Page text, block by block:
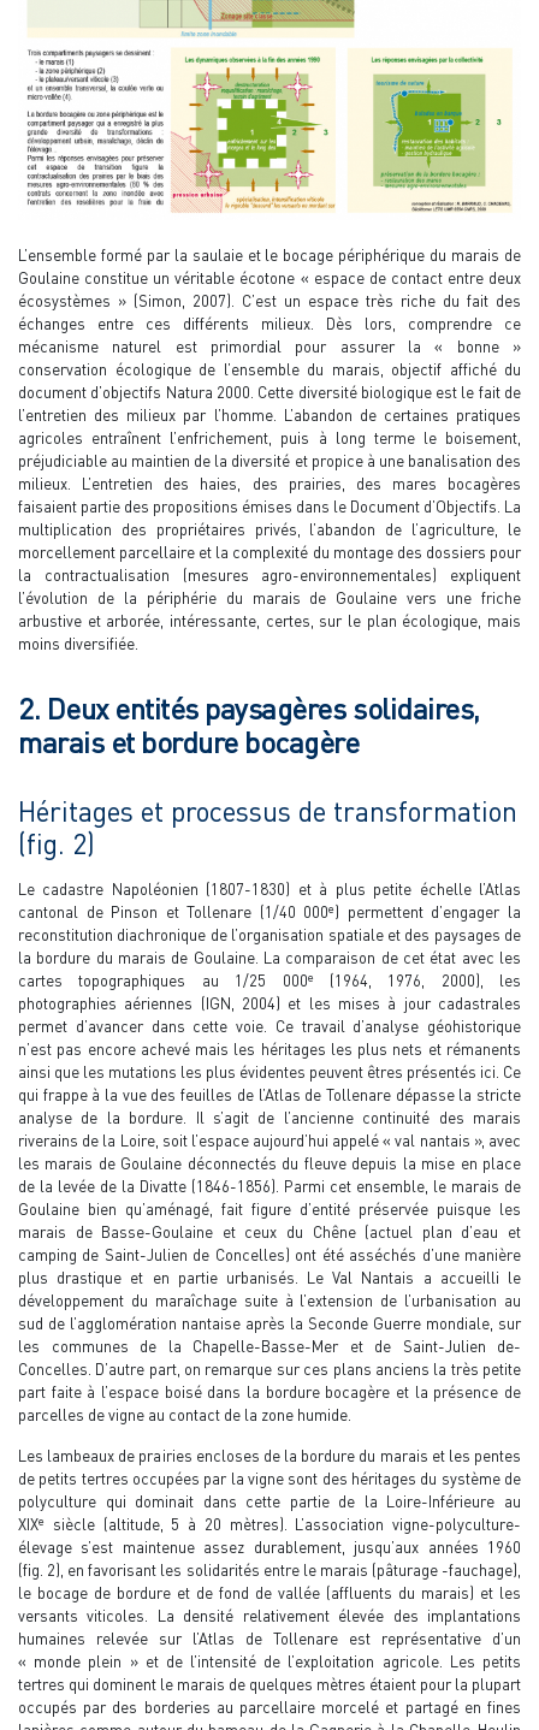
L’ensemble formé par la saulaie et le bocage périphérique du marais de
Goulaine constitue un véritable écotone « espace de contact entre deux
écosystèmes » (Simon, 2007). C’est un espace très riche du fait des
échanges entre ces différents milieux. Dès lors, comprendre ce
mécanisme naturel est primordial pour assurer la « bonne »
conservation écologique de l’ensemble du marais, objectif affiché du
document d’objectifs Natura 2000. Cette diversité biologique est le fait de
l’entretien des milieux par l’homme. L’abandon de certaines pratiques
agricoles entraînent l’enfrichement, puis à long terme le boisement,
préjudiciable au maintien de la diversité et propice à une banalisation des
milieux. L’entretien des haies, des prairies, des mares bocagères
faisaient partie des propositions émises dans le Document d’Objectifs. La
multiplication des propriétaires privés, l’abandon de l’agriculture, le
morcellement parcellaire et la complexité du montage des dossiers pour
la contractualisation (mesures agro-environnementales) expliquent
l’évolution de la périphérie du marais de Goulaine vers une friche
arbustive et arborée, intéressante, certes, sur le plan écologique, mais
moins diversifiée.
2. Deux entités paysagères solidaires,
marais et bordure bocagère
Héritages et processus de transformation
(fig. 2)
Le cadastre Napoléonien (1807-1830) et à plus petite échelle l’Atlas
cantonal de Pinson et Tollenare (1/40 000e) permettent d’engager la
reconstitution diachronique de l’organisation spatiale et des paysages de
la bordure du marais de Goulaine. La comparaison de cet état avec les
cartes topographiques au 1/25 000e
(1964, 1976, 2000), les
photographies aériennes (IGN, 2004) et les mises à jour cadastrales
permet d’avancer dans cette voie. Ce travail d’analyse géohistorique
n’est pas encore achevé mais les héritages les plus nets et rémanents
ainsi que les mutations les plus évidentes peuvent êtres présentés ici. Ce
qui frappe à la vue des feuilles de l’Atlas de Tollenare dépasse la stricte
analyse de la bordure. Il s’agit de l’ancienne continuité des marais
riverains de la Loire, soit l’espace aujourd’hui appelé « val nantais », avec
les marais de Goulaine déconnectés du fleuve depuis la mise en place
de la levée de la Divatte (1846-1856). Parmi cet ensemble, le marais de
Goulaine bien qu’aménagé, fait figure d’entité préservée puisque les
marais de Basse-Goulaine et ceux du Chêne (actuel plan d’eau et
camping de Saint-Julien de Concelles) ont été asséchés d’une manière
plus drastique et en partie urbanisés. Le Val Nantais a accueilli le
développement du maraîchage suite à l’extension de l’urbanisation au
sud de l’agglomération nantaise après la Seconde Guerre mondiale, sur
les communes de la Chapelle-Basse-Mer et de Saint-Julien de-
Concelles. D’autre part, on remarque sur ces plans anciens la très petite
part faite à l’espace boisé dans la bordure bocagère et la présence de
parcelles de vigne au contact de la zone humide.
Les lambeaux de prairies encloses de la bordure du marais et les pentes
de petits tertres occupées par la vigne sont des héritages du système de
polyculture qui dominait dans cette partie de la Loire-Inférieure au
XIXe
siècle (altitude, 5 à 20 mètres). L’association vigne-polyculture-
élevage s’est maintenue assez durablement, jusqu’aux années 1960
(fig. 2), en favorisant les solidarités entre le marais (pâturage -fauchage),
le bocage de bordure et de fond de vallée (affluents du marais) et les
versants viticoles. La densité relativement élevée des implantations
humaines relevée sur l’Atlas de Tollenare est représentative d’un
« monde plein » et de l’intensité de l’exploitation agricole. Les petits
tertres qui dominent le marais de quelques mètres étaient pour la plupart
occupés par des borderies au parcellaire morcelé et partagé en fines